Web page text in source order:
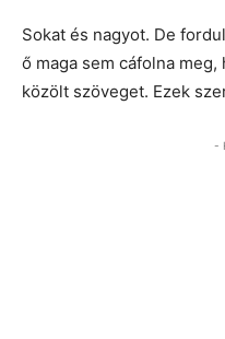
Sokat és nagyot. De
ő maga sem cáfolna meg,
közölt szöveget. Ezek
-